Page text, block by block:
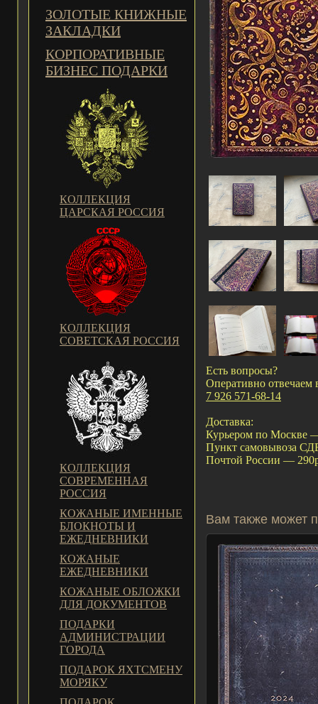
ЗОЛОТЫЕ КНИЖНЫЕ
ЗАКЛАДКИ
КОРПОРАТИВНЫЕ
БИЗНЕС ПОДАРКИ
КОЛЛЕКЦИЯ
ЦАРСКАЯ РОССИЯ
КОЛЛЕКЦИЯ
СОВЕТСКАЯ РОССИЯ
КОЛЛЕКЦИЯ
СОВРЕМЕННАЯ
РОССИЯ
КОЖАНЫЕ ИМЕННЫЕ
БЛОКНОТЫ И
ЕЖЕДНЕВНИКИ
КОЖАНЫЕ
ЕЖЕДНЕВНИКИ
КОЖАНЫЕ ОБЛОЖКИ
ДЛЯ ДОКУМЕНТОВ
ПОДАРКИ
АДМИНИСТРАЦИИ
ГОРОДА
ПОДАРОК ЯХТСМЕНУ
МОРЯКУ
Есть вопросы?
Оперативно отвечаем
7 926 571-68-14
Доставка:
Курьером по Москве
Пункт самовывоза
Почтой России —
Вам также может